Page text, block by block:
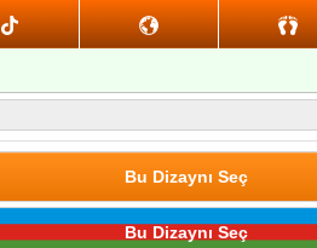
Bu Dizaynı Seç
Bu Dizaynı Seç